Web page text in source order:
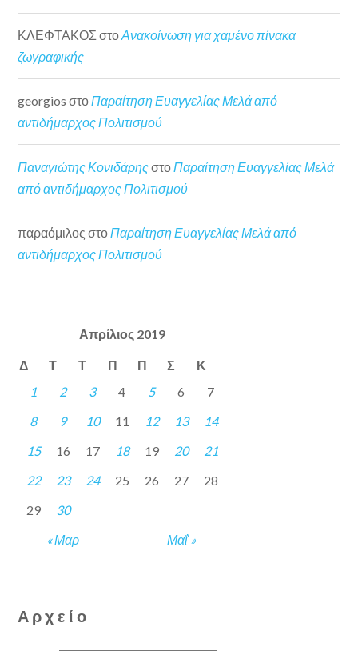
ΚΛΕΦΤΑΚΟΣ στοΑνακοίνωση για χαμένο πίνακα
ζωγραφικής
georgios στοΠαραίτηση Ευαγγελίας Μελά από
αντιδήμαρχος Πολιτισμού
Παναγιώτης Κονιδάρηςστο Παραίτηση Ευαγγελίας Μελά
από αντιδήμαρχος Πολιτισμού
παραόμιλος στο Παραίτηση Ευαγγελίας Μελά από
αντιδήμαρχος Πολιτισμού
Απρίλιος 2019
Δ Τ Τ Π Π Σ Κ
« Μαρ Μαΐ »
1 2 3 4 5 6
7
8
9 10 11 12 13
14
15
16 17 18 19 20
21
22
23 24 25 26 27
28
29
30
Αρχείο